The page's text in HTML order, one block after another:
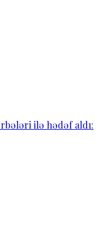
ilə hədəf aldı: